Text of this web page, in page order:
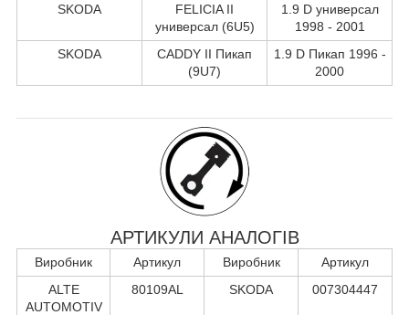
SKODA
FELICIA II
универсал (6U5)
1.9 D универсал
1998 - 2001
SKODA
CADDY II Пикап
(9U7)
1.9 D Пикап 1996 -
2000
АРТИКУЛИ АНАЛОГІВ
Виробник Артикул Виробник
Артикул
ALTE
AUTOMOTIV
80109AL SKODA 007304447